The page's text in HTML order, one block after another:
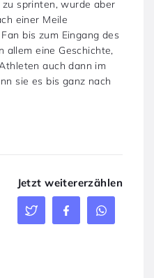
sprinten, wurde aber
einer Meile
bis zum Eingang des
allem eine Geschichte,
auch dann im
sie es bis ganz nach
Jetzt weitererzählen